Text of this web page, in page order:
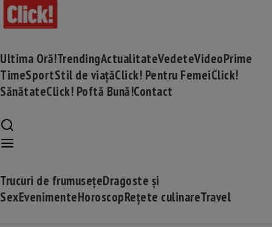
Ultima Oră!TrendingActualitateVedeteVideoPrime
TimeSportStil de viațăClick! Pentru FemeiClick!
SănătateClick! Poftă Bună!Contact
Trucuri de frumusețeDragoste și
SexEvenimenteHoroscopRețete culinareTravel